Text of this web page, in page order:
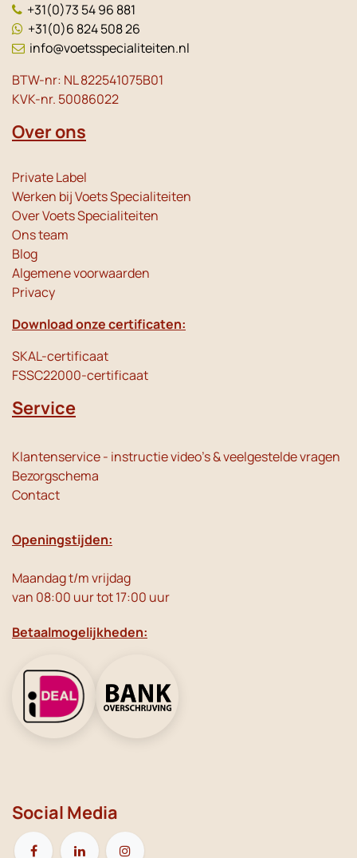
+31(0)73 54 96 881
+31(0)6 824 508 26
info@voetsspecialiteiten.nl
BTW-nr: NL 822541075B01
KVK-nr. 50086022
Over ons
Private Label
Werken bij Voets Specialiteiten
Over Voets Specialiteiten
Ons team
Blog
Algemene voorwaarden
Privacy
Download onze certificaten:
SKAL-certificaat
FSSC22000-certificaat
Service
Klantenservice - instructie video's & veelgestelde vragen
Bezorgschema
Contact
Openingstijden:
Maandag t/m vrijdag
van 08:00 uur tot 17:00 uur
Betaalmogelijkheden:
Social Media